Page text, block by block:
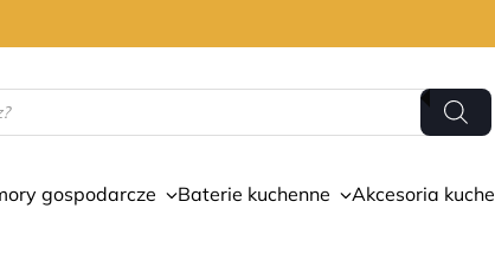
gospodarcze Baterie kuchenne Akcesoria